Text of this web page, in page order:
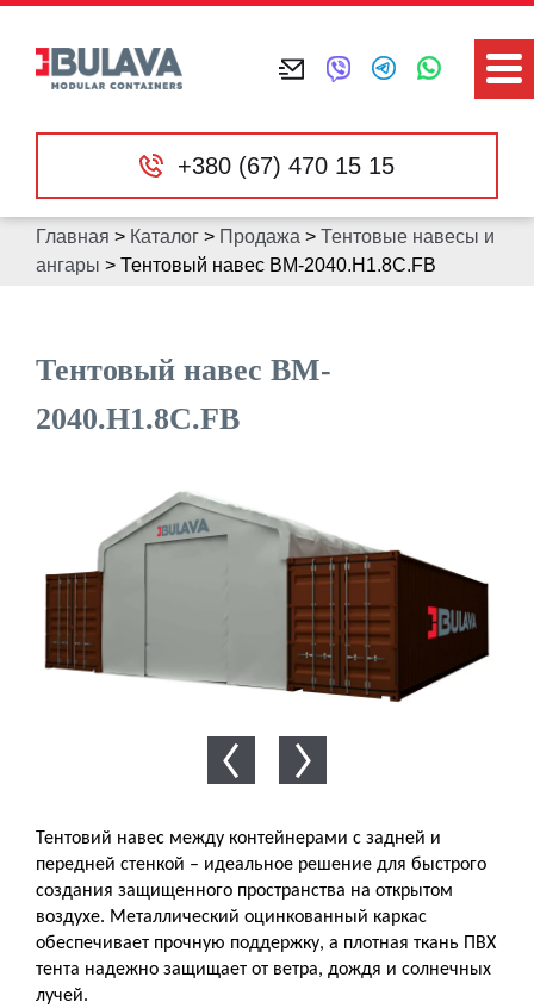
+380 (67) 470 15 15
Главная > Каталог > Продажа > Тентовые навесы и
ангары > Тентовый навес ВM-2040.Н1.8С.FB
Тентовый навес ВM-
2040.Н1.8С.FB
Тентовий навес между контейнерами с задней и
передней стенкой – идеальное решение для быстрого
создания защищенного пространства на открытом
воздухе. Металлический оцинкованный каркас
обеспечивает прочную поддержку, а плотная ткань ПВХ
тента надежно защищает от ветра, дождя и солнечных
лучей.